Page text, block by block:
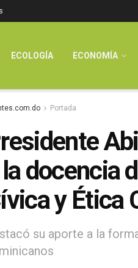
ECOLOGÍA ECONOMÍA
Portada
docencia
y Ética
su aporte a la